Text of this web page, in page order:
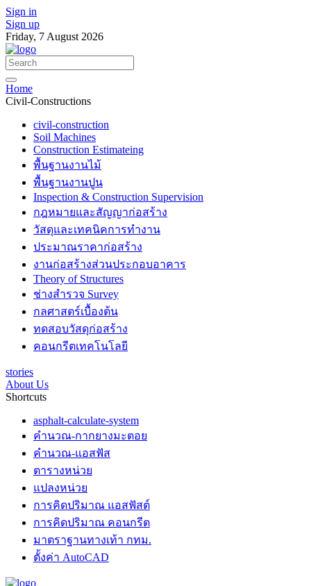
Sign in
Sign up
Friday, 7 August 2026
Home
Civil-Constructions
civil-construction
Soil Machines
Construction Estimateing
พื้นฐานงานไม้
พื้นฐานงานปูน
Inspection & Construction Supervision
กฎหมายและสัญญาก่อสร้าง
วัสดุและเทคนิคการทำงาน
ประมาณราคาก่อสร้าง
งานก่อสร้างส่วนประกอบอาคาร
Theory of Structures
ช่างสำรวจ Survey
กลศาสตร์เบื้องต้น
ทดสอบวัสดุก่อสร้าง
คอนกรีตเทคโนโลยี
stories
About Us
Shortcuts
asphalt-calculate-system
คำนวณ-กากยางมะตอย
คำนวณ-แอสฟัส
ตารางหน่วย
แปลงหน่วย
การคิดปริมาณ แอสฟัสต์
การคิดปริมาณ คอนกรีต
มาตราฐานทางเท้า กทม.
ตั้งค่า AutoCAD